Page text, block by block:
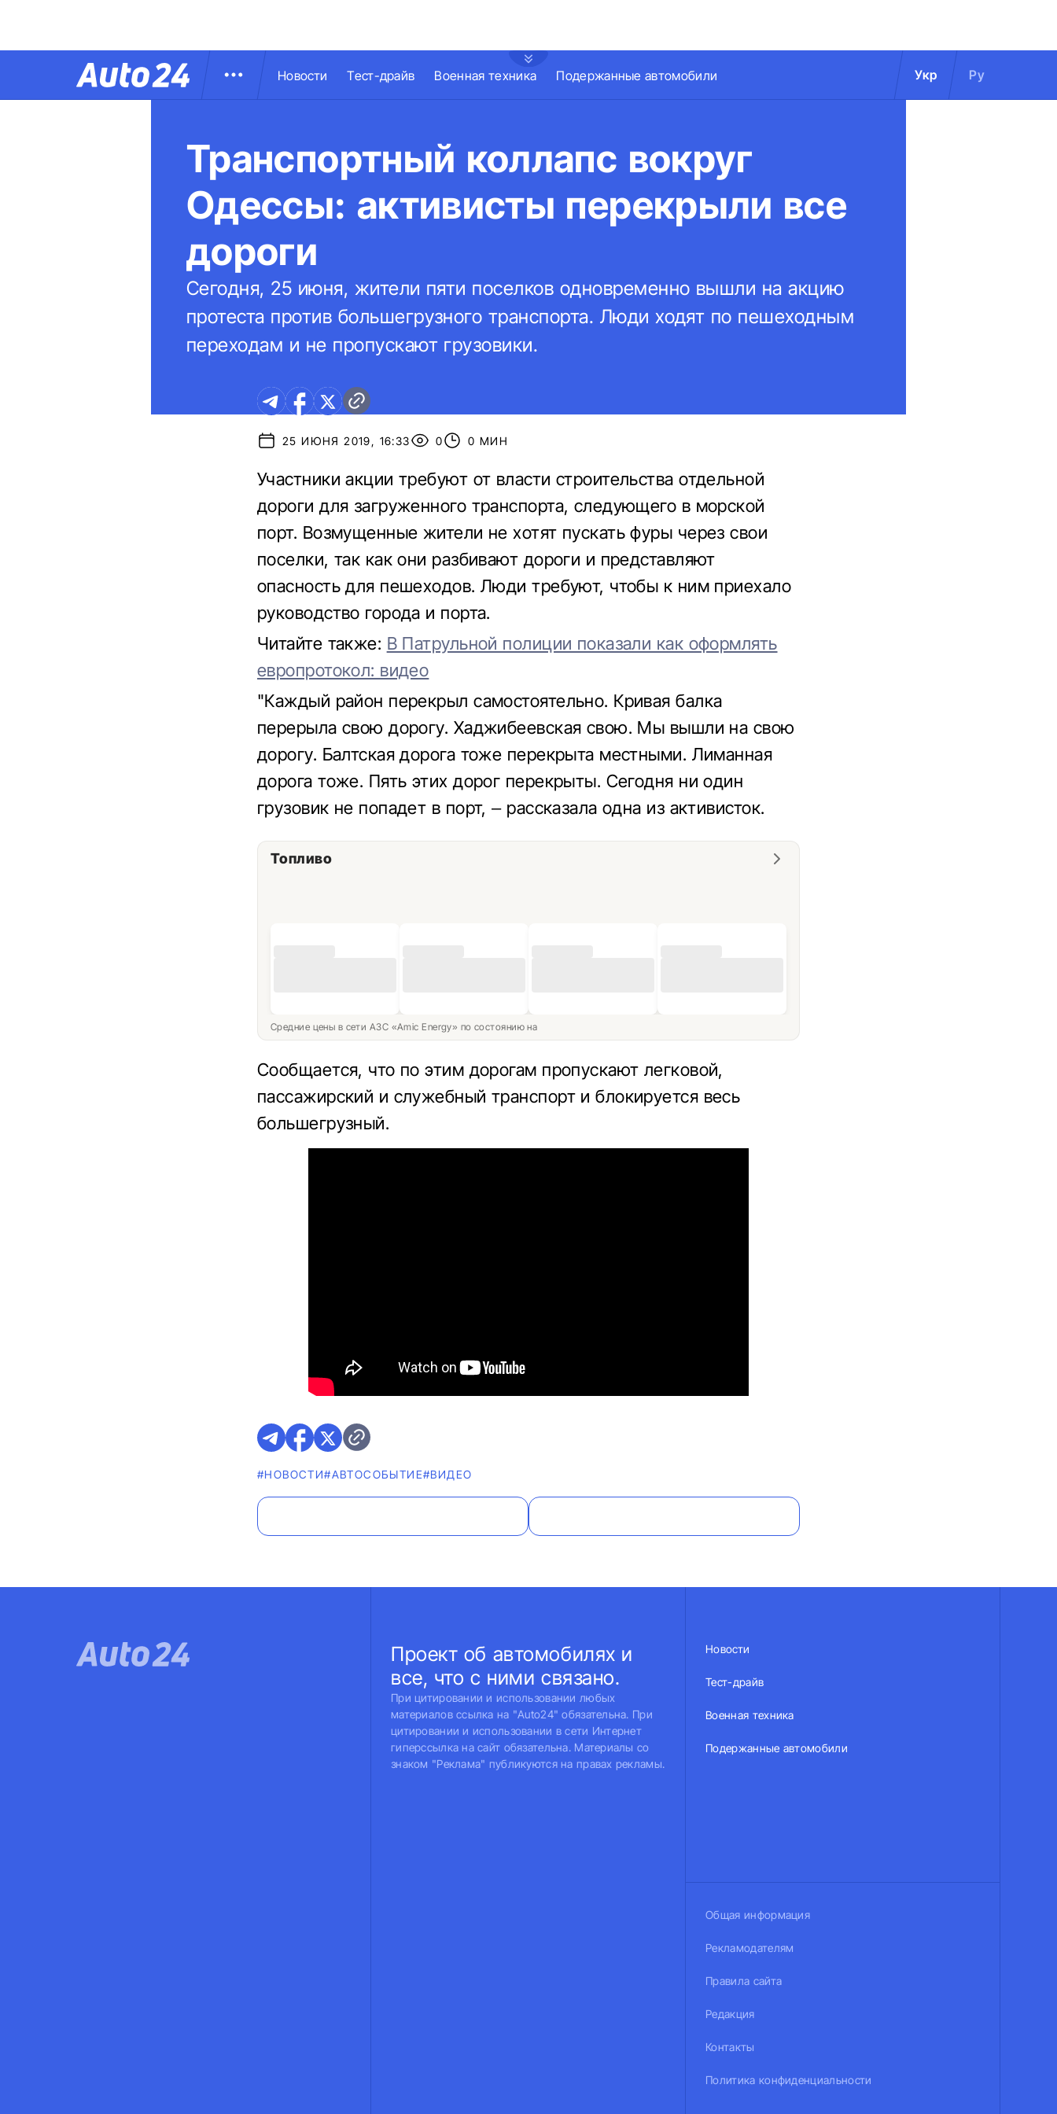
Новости Тест-драйв Военная техника Подержанные автомобили Укр Ру
Транспортный коллапс вокруг
Одессы: активисты перекрыли все
дороги
Сегодня, 25 июня, жители пяти поселков одновременно вышли на акцию
протеста против большегрузного транспорта. Люди ходят по пешеходным
переходам и не пропускают грузовики.
25 ИЮНЯ 2019, 16:33 0 0 МИН
Участники акции требуют от власти строительства отдельной
дороги для загруженного транспорта, следующего в морской
порт. Возмущенные жители не хотят пускать фуры через свои
поселки, так как они разбивают дороги и представляют
опасность для пешеходов. Люди требуют, чтобы к ним приехало
руководство города и порта.
Читайте также: В Патрульной полиции показали как оформлять
европротокол: видео
"Каждый район перекрыл самостоятельно. Кривая балка
перерыла свою дорогу. Хаджибеевская свою. Мы вышли на свою
дорогу. Балтская дорога тоже перекрыта местными. Лиманная
дорога тоже. Пять этих дорог перекрыты. Сегодня ни один
грузовик не попадет в порт, – рассказала одна из активисток.
Топливо
Средние цены в сети АЗС «Amic Energy» по состоянию на
Сообщается, что по этим дорогам пропускают легковой,
пассажирский и служебный транспорт и блокируется весь
большегрузный.
#НОВОСТИ#АВТОСОБЫТИЕ#ВИДЕО
Проект об автомобилях и
все, что с ними связано.
При цитировании и использовании любых
материалов ссылка на "Auto24" обязательна. При
цитировании и использовании в сети Интернет
гиперссылка на сайт обязательна. Материалы со
знаком "Реклама" публикуются на правах рекламы.
Новости
Тест-драйв
Военная техника
Подержанные автомобили
Общая информация
Рекламодателям
Правила сайта
Редакция
Контакты
Политика конфиденциальности